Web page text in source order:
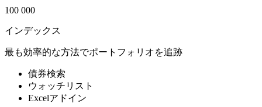
100 000
インデックス
最も効率的な方法でポートフォリオを追跡
債券検索
ウォッチリスト
Excelアドイン